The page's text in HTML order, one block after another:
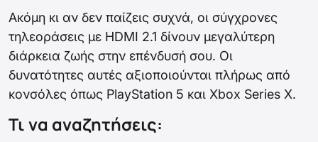
Ακόμη κι αν δεν παίζεις συχνά, οι σύγχρονες
τηλεοράσεις με HDMI 2.1 δίνουν μεγαλύτερη
διάρκεια ζωής στην επένδυσή σου. Οι
δυνατότητες αυτές αξιοποιούνται πλήρως από
κονσόλες όπως PlayStation 5 και Xbox Series X.
Τι να αναζητήσεις: